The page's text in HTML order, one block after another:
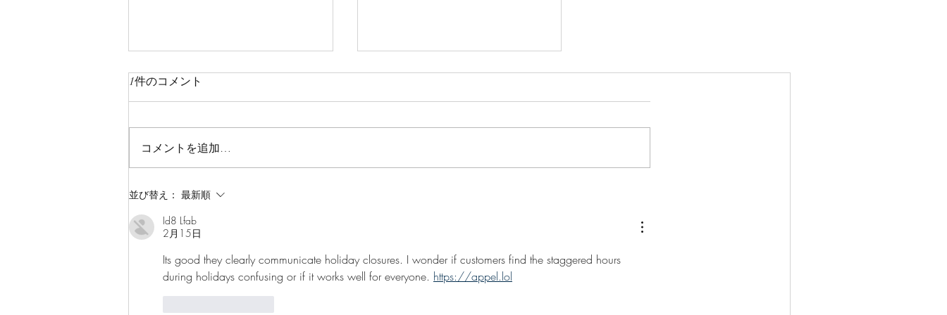
​夏季休業（お盆休み）のお知
】休業 8/17 (thu) ～ 営業再開い
たします。 ​​弊社では今年度も上
記の期間、お盆休みとして夏季休
業致します。お客様・お取引先の
皆様には大変ご迷惑をお掛けいた
しますが、今後とも何卒宜しくお
願い申し上げます。
営業時間変更のお知らせ
​​営業時間変更のお知らせ 【 R5.
により、営業時間を変更致しま
1件のコメント
コメントを追加…
並び替え： 最新順
Id8 Lfab
2月15日
Its good they clearly communicate holiday closures. I wonder if customers find the staggered hours
during holidays confusing or if it works well for everyone. https://appel.lol